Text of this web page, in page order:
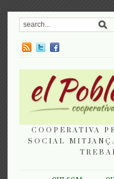
COOPERATIVA
SOCIAL